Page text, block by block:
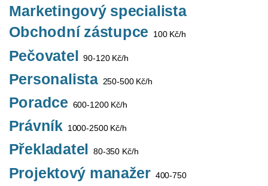
Marketingový specialista
Obchodní zástupce 100 Kč/h
Pečovatel 90-120 Kč/h
Personalista250-500 Kč/h
Poradce 600-1200 Kč/h
Právník 1000-2500 Kč/h
Překladatel 80-350 Kč/h
Projektový manažer400-750